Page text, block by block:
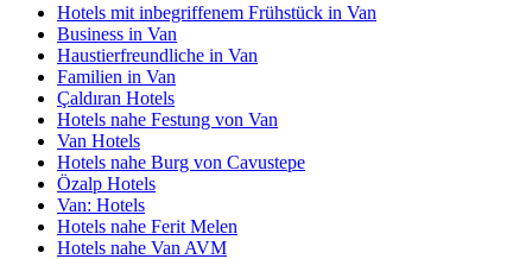
Hotels mit inbegriffenem Frühstück in Van
Business in Van
Haustierfreundliche in Van
Familien in Van
Çaldıran Hotels
Hotels nahe Festung von Van
Van Hotels
Hotels nahe Burg von Cavustepe
Özalp Hotels
Van: Hotels
Hotels nahe Ferit Melen
Hotels nahe Van AVM